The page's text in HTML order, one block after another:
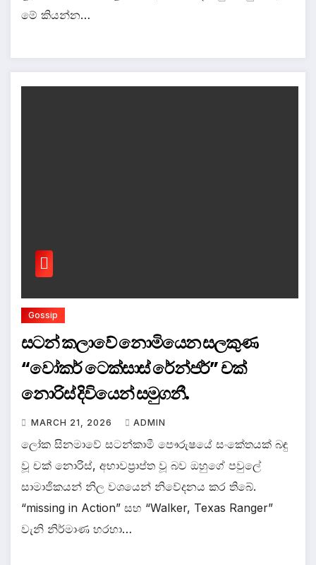
මේ කියන්න…
Gossip
සටන් කලාවේ නොමියෙන සලකුණ
“වෝකර් ටෙක්සාස් රේන්ජර්” චක්
නොරිස් දිවියෙන් සමුගනී.
MARCH 21, 2026 ADMIN
ලෝක සිනමාවේ සටන්කාමී පෞරුෂයේ සංකේතයක් බඳු
වූ චක් නොරිස්, අභාවප්‍රාප්ත වූ බව ඔහුගේ පවුලේ
සාමාජිකයන් නිල වශයෙන් නිවේදනය කර තිබේ.
“missing in Action” සහ “Walker, Texas Ranger”
වැනි නිර්මාණ හරහා…